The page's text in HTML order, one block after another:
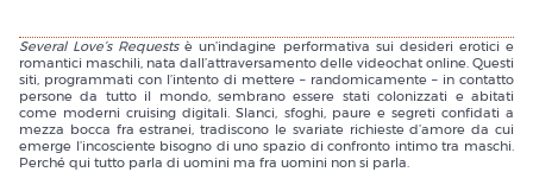
Several Love’s Requestsè un’indagine performativa sui desideri erotici e
romantici maschili, nata dall’attraversamento delle videochat online. Questi
siti, programmati con l’intento di mettere – randomicamente – in contatto
persone da tutto il mondo, sembrano essere stati colonizzati e abitati
come moderni cruising digitali. Slanci, sfoghi, paure e segreti confidati a
mezza bocca fra estranei, tradiscono le svariate richieste d’amore da cui
emerge l’incosciente bisogno di uno spazio di confronto intimo tra maschi.
Perché qui tutto parla di uomini ma fra uomini non si parla.